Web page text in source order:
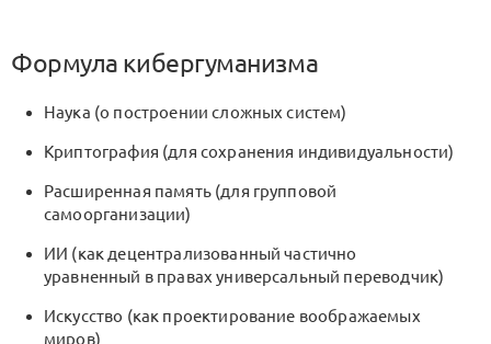
Формула кибергуманизма
Наука (о построении сложных систем)
Криптография (для сохранения индивидуальности)
Расширенная память (для групповой
самоорганизации)
ИИ (как децентрализованный частично
уравненный в правах универсальный переводчик)
Искусство (как проектирование воображаемых
миров)